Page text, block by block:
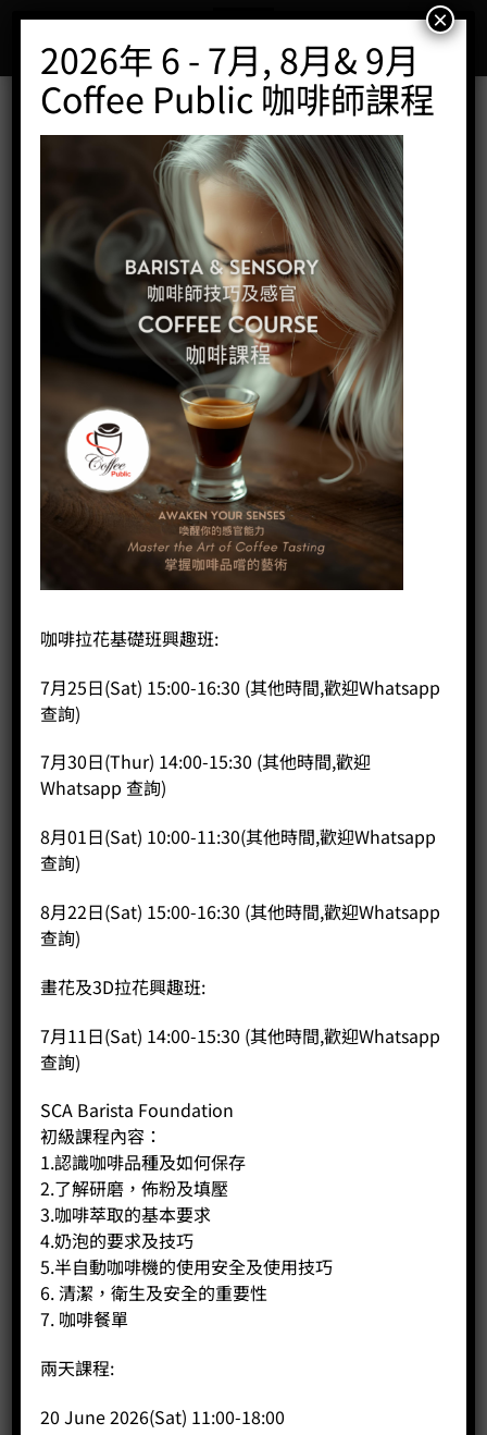
content
/ 精品咖啡豆 SPECIALTY COFFEE BEAN / 冷萃咖啡系列
S44 衣索匹亞吉馬非洲收穫祭風味大賽蜜處
理組第二名 (15克*7包)
產國：衣索比亞 Ethiopia
產區：奧羅米亞 Oromia,吉馬區 Jimma
海拔：1900-2100M
品種：74110
風味：柑橘、黑嘉倫子、 黑糖
分類：冷萃咖啡系列
商品說明
評價 (0)
什麼是 Taste of Harvest收穫祭風味大賽？
TOH是由非洲咖啡協會（AFCA）每年舉辦的咖啡品質大賽，專
門展示非洲各國最頂級的咖啡豆！
各國在收成季節後會先舉辦國內比賽，選出最優秀的咖啡豆，
再送到區域決賽一較高下！
2026年 6 - 7月, 8月& 9月
Coffee Public 咖啡師課程
咖啡拉花基礎班興趣班:
7月25日(Sat) 15:00-16:30 (其他時間,歡迎Whatsapp
查詢)
7月30日(Thur) 14:00-15:30 (其他時間,歡迎
Whatsapp 查詢)
8月01日(Sat) 10:00-11:30(其他時間,歡迎Whatsapp
查詢)
8月22日(Sat) 15:00-16:30 (其他時間,歡迎Whatsapp
查詢)
畫花及3D拉花興趣班:
7月11日(Sat) 14:00-15:30 (其他時間,歡迎Whatsapp
查詢)
SCA Barista Foundation
初級課程內容：
1.認識咖啡品種及如何保存
2.了解研磨，佈粉及填壓
3.咖啡萃取的基本要求
4.奶泡的要求及技巧
5.半自動咖啡機的使用安全及使用技巧
6. 清潔，衛生及安全的重要性
7. 咖啡餐單
兩天課程:
20 June 2026(Sat) 11:00-18:00
×